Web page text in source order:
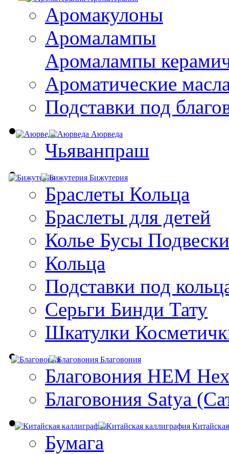
Аромакулоны
Аромалампы
Aромалампы
Ароматические
Подставки под
Аюрведа
Чьяванпраш
Бижутерия
Браслеты Кольца
Браслеты для детей
Колье Бусы Подвески
Кольца
Подставки под
Серьги Бинди Тату
Шкатулки
Благовония
Благовония HEM
Благовония Satya
Бумага